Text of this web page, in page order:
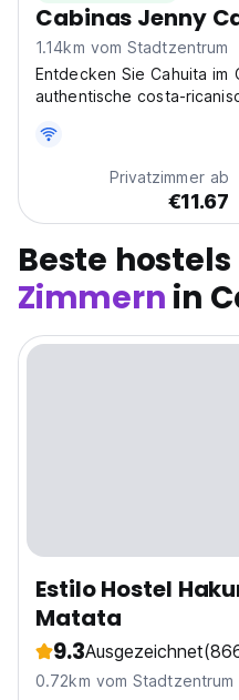
Cabinas Jenny
1.14km vom Stadtzentrum
Entdecken Sie Cahuita im
authentische costa-
Naturliebhaber und
Strände und Wildtiere
Privatzimmer ab
€11.67
Beste hostels
Zimmern in
Estilo Hostel
Matata
9.3Ausgezeichnet
0.72km vom Stadtzentrum